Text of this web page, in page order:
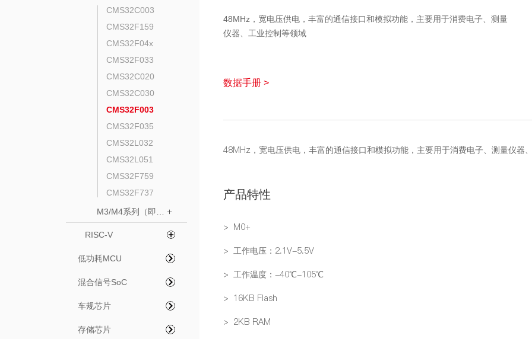
CMS32C003
CMS32F159
CMS32F04x
CMS32F033
CMS32C020
CMS32C030
CMS32F003
CMS32F035
CMS32L032
CMS32L051
CMS32F759
CMS32F737
+
RISC-V
低功耗MCU
混合信号SoC
车规芯片
存储芯片
48MHz，宽电压供电，丰富的通信接口和模拟功能，主要用于消费电子、测量
仪器、工业控制等领域
数据手册 >
48MHz，宽电压供电，丰富的通信接口和模拟功能，主要用于消费电子、测量仪器
产品特性
> M0+
> 工作电压：2.1V-5.5V
> 工作温度：-40℃-105℃
> 16KB Flash
> 2KB RAM